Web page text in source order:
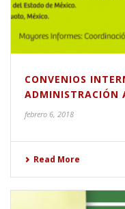
CONVENIOS
ADMINISTRACIÓN
febrero 6, 2018
Read More